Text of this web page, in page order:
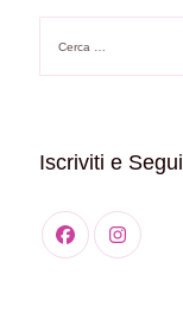
per:
Iscriviti e Segui